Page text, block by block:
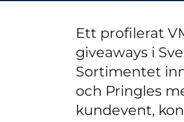
Ett profilerat
giveaways i
Sortimentet
och Pringles
kundevent,